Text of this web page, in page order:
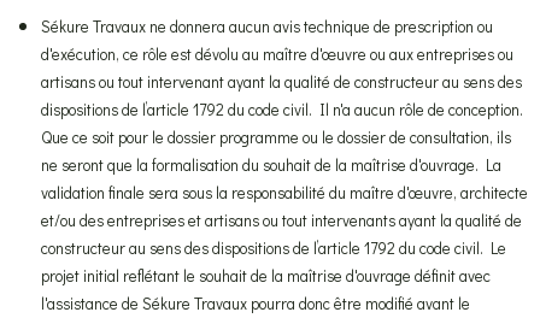
Sékure Travaux ne donnera aucun avis technique de prescription ou
d'exécution, ce rôle est dévolu au maître d'œuvre ou aux entreprises ou
artisans ou tout intervenant ayant la qualité de constructeur au sens des
dispositions de l’article 1792 du code civil. Il n'a aucun rôle de conception.
Que ce soit pour le dossier programme ou le dossier de consultation, ils
ne seront que la formalisation du souhait de la maîtrise d'ouvrage. La
validation finale sera sous la responsabilité du maître d'œuvre, architecte
et/ou des entreprises et artisans ou tout intervenants ayant la qualité de
constructeur au sens des dispositions de l’article 1792 du code civil. Le
projet initial reflétant le souhait de la maîtrise d'ouvrage définit avec
l'assistance de Sékure Travaux pourra donc être modifié avant le